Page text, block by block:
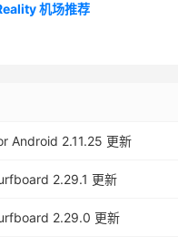
机场推荐
Android 2.11.25 更新
2.29.1 更新
2.29.0 更新